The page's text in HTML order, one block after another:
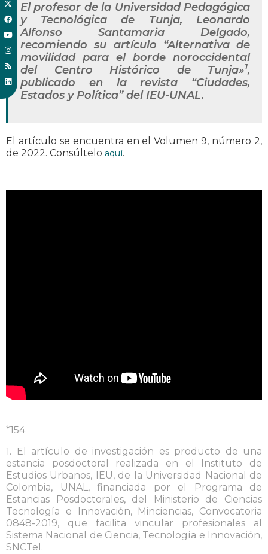
El profesor de la Universidad Pedagógica
y Tecnológica de Tunja, Leonardo
Alfonso Santamaria Delgado,
recomiendo su artículo “Alternativa de
movilidad para el borde noroccidental
del Centro Histórico de Tunja»1,
publicado en la revista “Ciudades,
Estados y Política” del IEU-UNAL.
El artículo se encuentra en el Volumen 9, número 2,
de 2022. Consúltelo aquí.
*154
1. El artículo de investigación es producto de una
estancia posdoctoral realizada en el Instituto de
Estudios Urbanos, IEU, de la Universidad Nacional de
Colombia, UNAL, financiada por el Programa de
Estancias Posdoctorales, del Ministerio de Ciencias
Tecnología e Innovación, Minciencias, Convocatoria
0848-2019, que facilita vincular profesionales al
Sistema Nacional de Ciencia, Tecnología e Innovación,
SNCTeI.